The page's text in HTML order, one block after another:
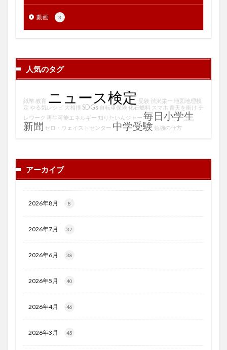
動画 3
人気のタグ
紙幣 教育 ニュース検定 受験 渋沢栄一 地図地理検
定 やる気レシピ 大相撲 SDGs 自転車保険 化石燃料 スマホ 青天を衝け テ
レワーク 再生可能エネルギー 知りたいんジャー 毎日小学生
新聞 ゼロ・ウェイストセンター 中学受験 勉強の仕方
アーカイブ
2026年8月 8
2026年7月 37
2026年6月 38
2026年5月 40
2026年4月 46
2026年3月 45